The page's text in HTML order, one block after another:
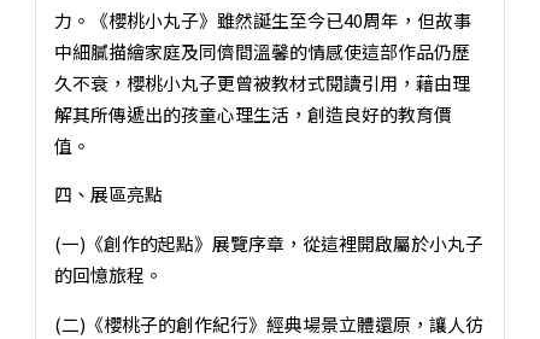
力。《櫻桃小丸子》雖然誕生至今已40周年，但故事
中細膩描繪家庭及同儕間溫馨的情感使這部作品仍歷
久不衰，櫻桃小丸子更曾被教材式閱讀引用，藉由理
解其所傳遞出的孩童心理生活，創造良好的教育價
值。
四、展區亮點
(一)《創作的起點》展覽序章，從這裡開啟屬於小丸子
的回憶旅程。
(二)《櫻桃子的創作紀行》經典場景立體還原，讓人彷